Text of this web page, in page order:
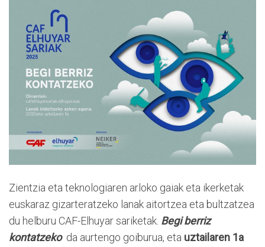
Zientzia eta teknologiaren arloko gaiak eta ikerketak
euskaraz gizarteratzeko lanak aitortzea eta bultzatzea
du helburu CAF-Elhuyar sariketak. Begi berriz
kontatzekoda aurtengo goiburua, eta uztailaren 1a